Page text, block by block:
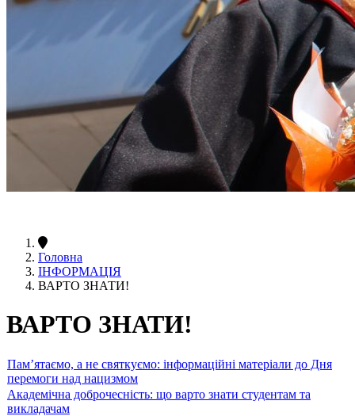
Головна
ІНФОРМАЦІЯ
ВАРТО ЗНАТИ!
ВАРТО ЗНАТИ!
Пам’ятаємо, а не святкуємо: інформаційні матеріали до Дня
перемоги над нацизмом
Академічна доброчесність: що варто знати студентам та
викладачам